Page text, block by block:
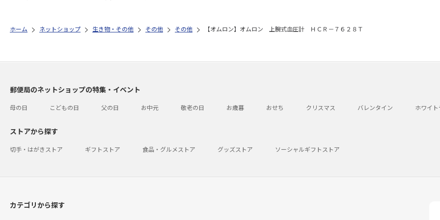
ホーム ネットショップ 生き物・その他 その他 その他 【オムロン】オムロン 上腕式血圧計 ＨＣＲ－７６２８Ｔ
郵便局のネットショップの特集・イベント
母の日 こどもの日 父の日 お中元 敬老の日 お歳暮 おせち クリスマス バレンタイン ホワイ
ストアから探す
切手・はがきストア ギフトストア 食品・グルメストア グッズストア ソーシャルギフトストア
カテゴリから探す